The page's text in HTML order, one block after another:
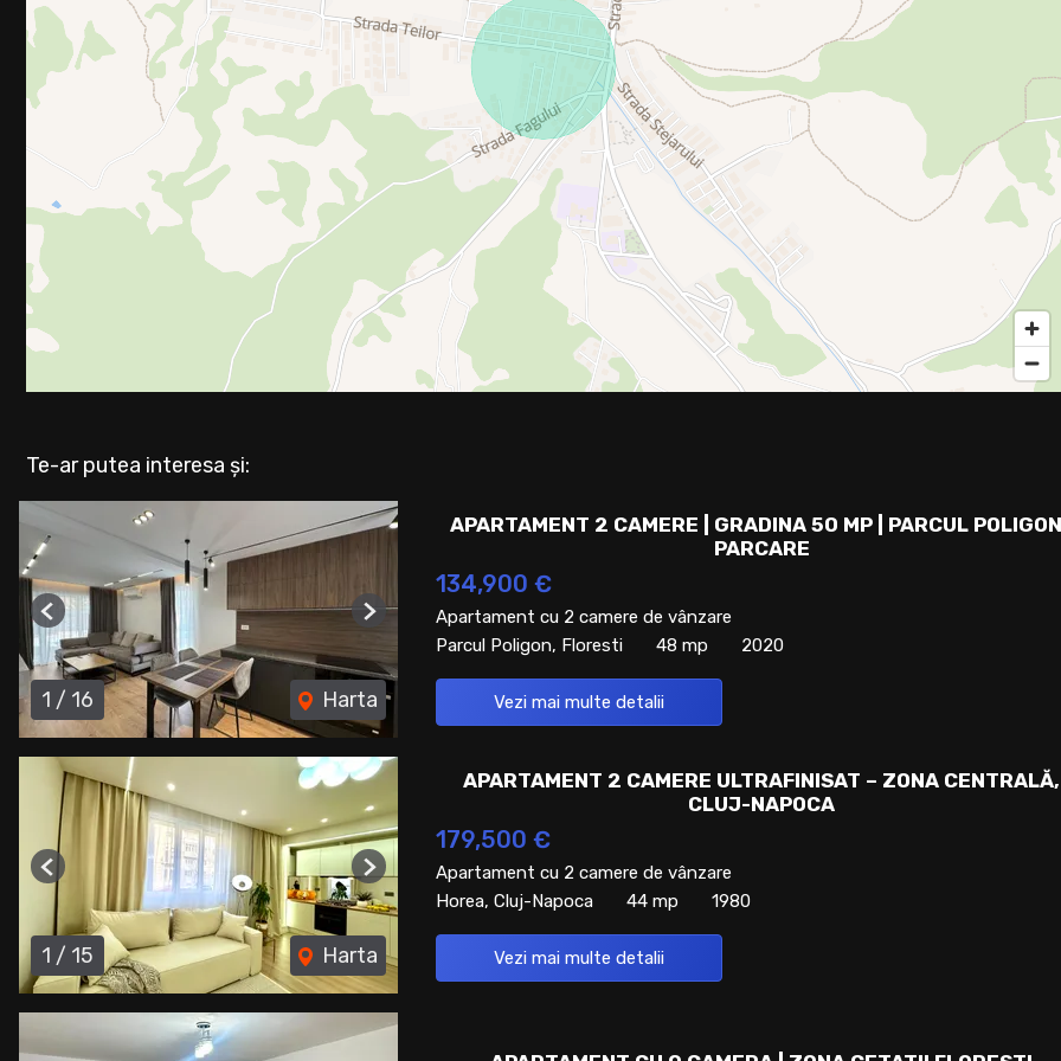
Te-ar putea interesa și:
1 / 16 Harta
Previous Next
APARTAMENT 2 CAMERE | GRADINA 50 MP | PARCUL
PARCARE
134,900 €
Apartament cu 2 camere de vânzare
Parcul Poligon, Floresti
48 mp 2020
Vezi mai multe detalii
1 / 15 Harta
Previous Next
APARTAMENT 2 CAMERE ULTRAFINISAT – ZONA CENTRALĂ,
CLUJ-NAPOCA
179,500 €
Apartament cu 2 camere de vânzare
Horea, Cluj-Napoca
44 mp 1980
Vezi mai multe detalii